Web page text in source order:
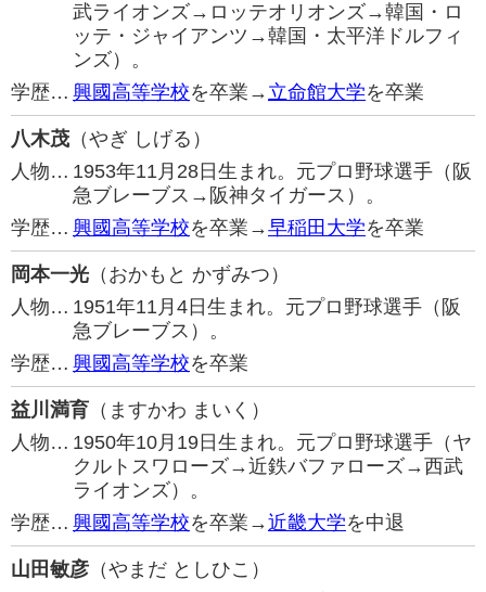
武ライオンズ→ロッテオリオンズ→韓国・ロ
ッテ・ジャイアンツ→韓国・太平洋ドルフィ
ンズ）。
学歴… 興國高等学校を卒業→ 立命館大学を卒業
八木茂 （やぎ しげる）
人物… 1953年11月28日生まれ。元プロ野球選手（阪
急ブレーブス→阪神タイガース）。
学歴… 興國高等学校を卒業→早稲田大学を卒業
岡本一光 （おかもと かずみつ）
人物… 1951年11月4日生まれ。元プロ野球選手（阪
急ブレーブス）。
学歴… 興國高等学校を卒業
益川満育 （ますかわ まいく）
人物… 1950年10月19日生まれ。元プロ野球選手（ヤ
クルトスワローズ→近鉄バファローズ→西武
ライオンズ）。
学歴… 興國高等学校を卒業→近畿大学を中退
山田敏彦 （やまだ としひこ）